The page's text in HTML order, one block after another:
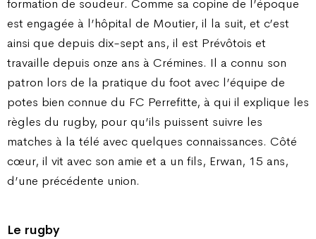
formation de soudeur. Comme sa copine de l’époque
est engagée à l’hôpital de Moutier, il la suit, et c’est
ainsi que depuis dix-sept ans, il est Prévôtois et
travaille depuis onze ans à Crémines. Il a connu son
patron lors de la pratique du foot avec l’équipe de
potes bien connue du FC Perrefitte, à qui il explique les
règles du rugby, pour qu’ils puissent suivre les
matches à la télé avec quelques connaissances. Côté
cœur, il vit avec son amie et a un fils, Erwan, 15 ans,
d’une précédente union.
Le rugby